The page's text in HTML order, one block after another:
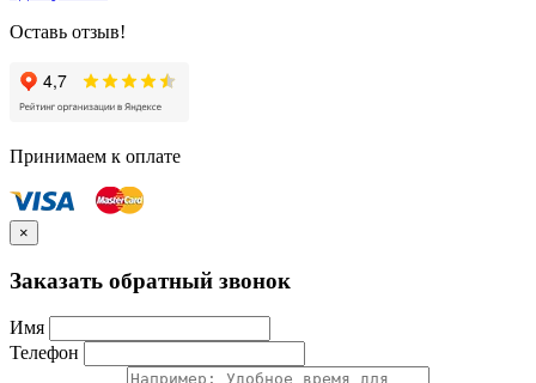
Оставь отзыв!
Принимаем к оплате
×
Заказать обратный звонок
Имя
Телефон